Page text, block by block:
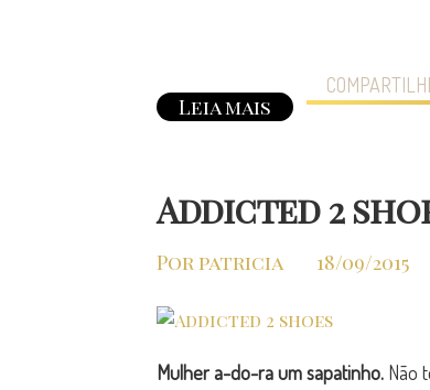
Leia mais
Addicted 2
Por patricia 18/09/2015
Mulher a-do-ra um sapatinho. Não